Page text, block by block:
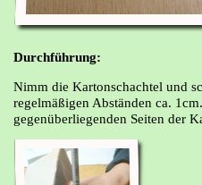
Durchführung:
Nimm die Kartonschachtel und
regelmäßigen Abständen ca.
gegenüberliegenden Seiten der